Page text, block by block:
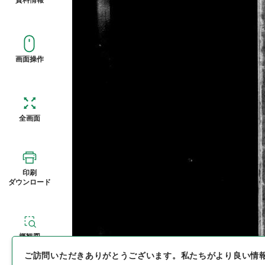
画面操作
全画面
印刷
ダウンロード
概観図
ご訪問いただきありがとうございます。 私たちがより良い情